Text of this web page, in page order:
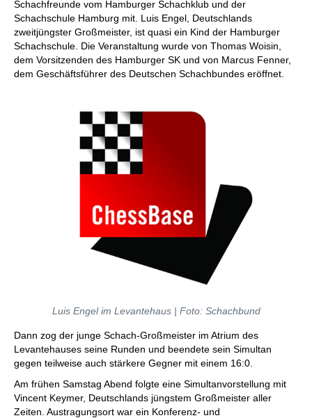
Schachfreunde vom Hamburger Schachklub und der
Schachschule Hamburg mit. Luis Engel, Deutschlands
zweitjüngster Großmeister, ist quasi ein Kind der Hamburger
Schachschule. Die Veranstaltung wurde von Thomas Woisin,
dem Vorsitzenden des Hamburger SK und von Marcus Fenner,
dem Geschäftsführer des Deutschen Schachbundes eröffnet.
Luis Engel im Levantehaus | Foto: Schachbund
Dann zog der junge Schach-Großmeister im Atrium des
Levantehauses seine Runden und beendete sein Simultan
gegen teilweise auch stärkere Gegner mit einem 16:0.
Am frühen Samstag Abend folgte eine Simultanvorstellung mit
Vincent Keymer, Deutschlands jüngstem Großmeister aller
Zeiten. Austragungsort war ein Konferenz- und